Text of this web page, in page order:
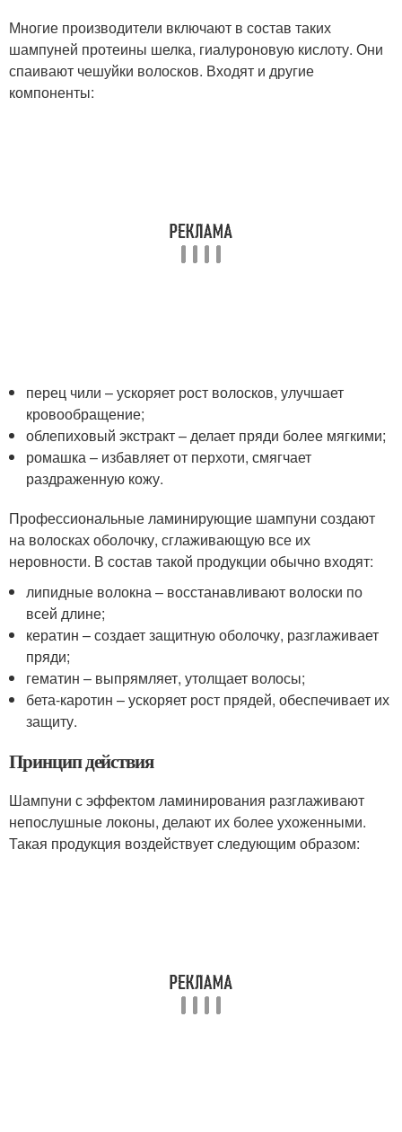
Многие производители включают в состав таких
шампуней протеины шелка, гиалуроновую кислоту. Они
спаивают чешуйки волосков. Входят и другие
компоненты:
перец чили – ускоряет рост волосков, улучшает
кровообращение;
облепиховый экстракт – делает пряди более мягкими;
ромашка – избавляет от перхоти, смягчает
раздраженную кожу.
Профессиональные ламинирующие шампуни создают
на волосках оболочку, сглаживающую все их
неровности. В состав такой продукции обычно входят:
липидные волокна – восстанавливают волоски по
всей длине;
кератин – создает защитную оболочку, разглаживает
пряди;
гематин – выпрямляет, утолщает волосы;
бета-каротин – ускоряет рост прядей, обеспечивает их
защиту.
Принцип действия
Шампуни с эффектом ламинирования разглаживают
непослушные локоны, делают их более ухоженными.
Такая продукция воздействует следующим образом: